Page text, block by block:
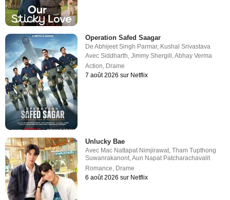
Operation Safed Saagar
DeAbhijeet Singh Parmar, Kushal Srivastava
AvecSiddharth ,Jimmy Shergill ,Abhay Verma
Action Drame
7 août 2026 sur Netflix
Unlucky Bae
Avec Mac Nattapat Nimjirawat,Tham Tupthong
Suwanrakanont,Aun Napat Patcharachavalit
Romance, Drame
6 août 2026 sur Netflix